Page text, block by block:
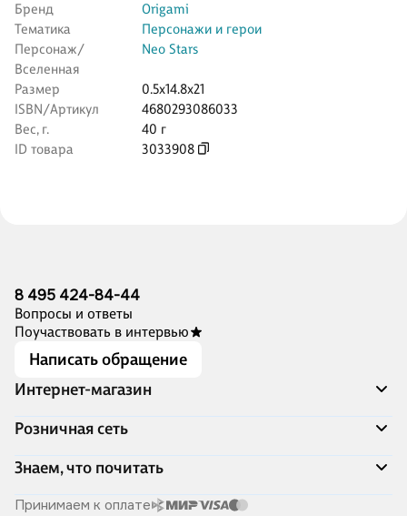
Бренд
Origami
Тематика
Персонажи и герои
Персонаж/
Вселенная
Neo Stars
Размер
0.5x14.8x21
ISBN/Артикул
4680293086033
Вес, г.
40 г
ID товара
3033908
8 495 424-84-44
Вопросы и ответы
Поучаствовать в интервью
Написать обращение
Интернет-магазин
Акции
Доставка и оплата
Программа лояльности
Подарочные сертификаты
Розничная сеть
Адреса магазинов
Книжный Дозор
О компании
Знаем, что почитать
Скоро в продаже
Принимаем к оплате